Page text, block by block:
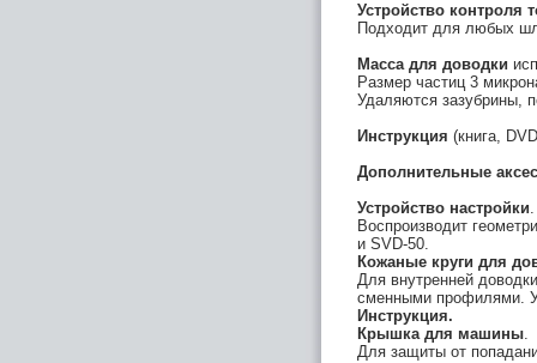
Устройство контроля
Подходит для любых
Масса для доводки
Размер частиц 3
Удаляются зазубрины,
Инструкция (книга,
Дополнительные
Устройство настройки.
Воспроизводит
и SVD-50.
Кожаные круги для
Для внутренней
сменными профилями.
Инструкция.
Крышка для машины.
Для защиты от